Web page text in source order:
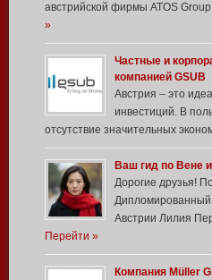
австрийской фирмы ATOS
»
Частные и
компанией GSUB
Австрия – это
инвестиций. В
отсутствие значительных
Ваш гид по Вене
Дорогие друзья!
Дипломированный
Австрии Лилия
Перейти »
Компания Müller